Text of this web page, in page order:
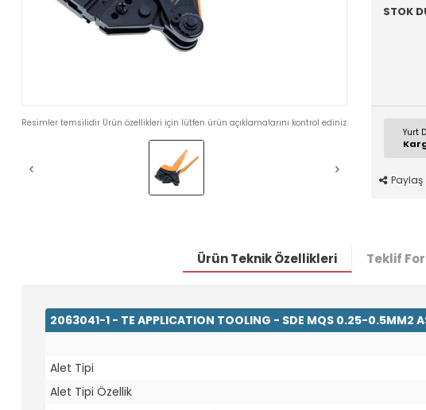
Resimler temsilidir Ürün özellikleri için lütfen ürün açıklamalarını kontrol ediniz
STOK
Yurt
Paylaş
Ürün Teknik Özellikleri Teklif
2063041-1 - TE APPLICATION TOOLING - SDE MQS 0.25-0.5MM2
Alet Tipi
Alet Tipi Özellik